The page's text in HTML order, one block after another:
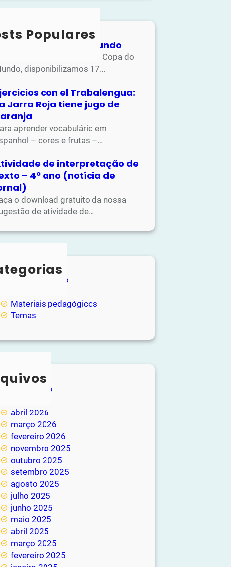
Populares
Atividades Copa do Mundo
Na apostila de atividades da Copa do
disponibilizamos 17…
con el Trabalengua:
Jarra Roja tiene jugo de
aprender vocabulário em
– cores e frutas –…
de interpretação de
– 4º ano (notícia de
o download gratuito da nossa
de atividade de…
Entretenimento
Materiais pedagógicos
Temas
junho 2026
abril 2026
março 2026
fevereiro 2026
novembro 2025
outubro 2025
setembro 2025
agosto 2025
julho 2025
junho 2025
maio 2025
abril 2025
março 2025
fevereiro 2025